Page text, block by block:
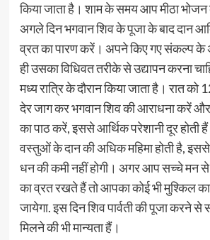
किया जाता है। शाम के समय आप मीठा
अगले दिन भगवान शिव के पूजा के बाद दान
व्रत का पारण करें। अपने किए गए संकल्प
ही उसका विधिवत तरीके से उद्यापन करना
मध्य रात्रि के दौरान किया जाता है। रात को
देर जाग कर भगवान शिव की आराधना करें और
का पाठ करें, इससे आर्थिक परेशानी दूर होती
वस्तुओं के दान की अधिक महिमा होती है,
धन की कमी नहीं होगी। अगर आप सच्चे मन से
का व्रत रखते हैं तो आपका कोई भी मुश्किल
जायेगा. इस दिन शिव पार्वती की पूजा करने से
मिलने की भी मान्यता हैं।